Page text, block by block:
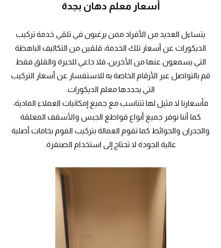
أسعار معلم دهان بجدة
يتساءل العديد من الأفراد ممن يرغبون في تلقي خدمة تركيب
الديكورات عن أسعار تلك الخدمة، قلقين من التكاليف الباهظة
التي يسمعون عنها من الأخرين، فلا داعي للحيرة والقلق فقط
قم بالتواصل عبر الأرقام الخاصة به للاستفسار عن أسعار التركيب
التي يحددها معلم الديكورات.
فأسعارنا لا مثيل لها تتناسب مع جميع إمكانيات العملاء المادية،
كما أننا نوفر جميع أنواع قواطع الجبس والأسقف المعلقة
والجدران والحوائط كما تقوم العمالة بتركيب الفوم بخامات أصلية
عالية الجودة لا تحتاج إلى استخدام الصنفرة.